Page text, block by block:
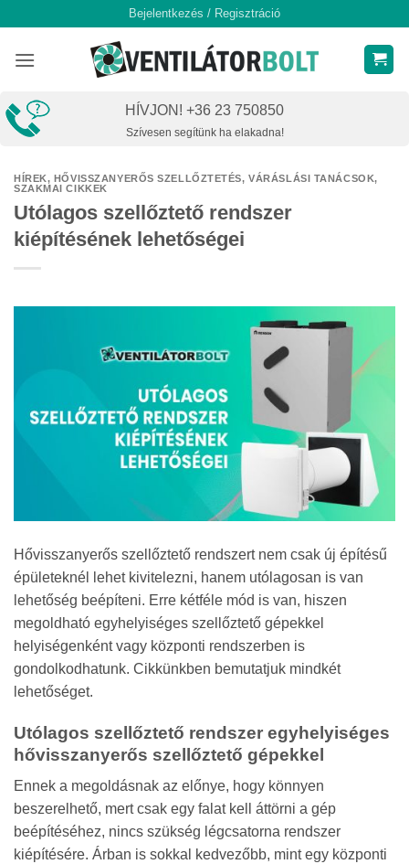
content
Bejelentkezés / Regisztráció
HÍVJON! +36 23 750850
Szívesen segítünk ha elakadna!
HÍREK, HŐVISSZANYERŐS SZELLŐZTETÉS,VÁRÁSLÁSI TANÁCSOK,
SZAKMAI CIKKEK
Utólagos szellőztető rendszer
kiépítésének lehetőségei
Hővisszanyerős szellőztető rendszert nem csak új építésű
épületeknél lehet kivitelezni, hanem utólagosan is van
lehetőség beépíteni. Erre kétféle mód is van, hiszen
megoldható egyhelyiséges szellőztető gépekkel
helyiségenként vagy központi rendszerben is
gondolkodhatunk. Cikkünkben bemutatjuk mindkét
lehetőséget.
Utólagos szellőztető rendszer egyhelyiséges
hővisszanyerős szellőztető gépekkel
Ennek a megoldásnak az előnye, hogy könnyen
beszerelhető, mert csak egy falat kell áttörni a gép
beépítéséhez, nincs szükség légcsatorna rendszer
kiépítésére. Árban is sokkal kedvezőbb, mint egy központi